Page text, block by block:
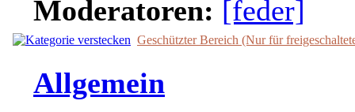
Moderatoren: [feder]
Geschützter Bereich (Nur für
Allgemein